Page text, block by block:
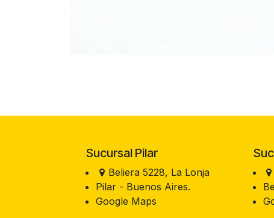
Sucursal Pilar
Beliera 5228, La Lonja
Pilar - Buenos Aires.
Google Maps